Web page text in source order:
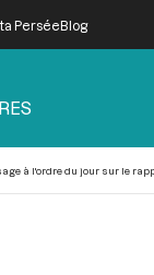
PerséeBlog
à l'ordre du jour sur le